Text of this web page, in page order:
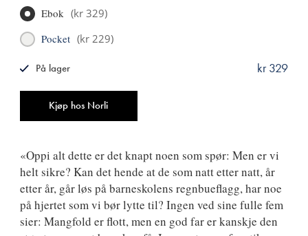
Ebok (kr 329)
Pocket (kr 229)
Kjøp hos Norli
kr 329
På lager
«Oppi alt dette er det knapt noen som spør: Men er vi
helt sikre? Kan det hende at de som natt etter natt, år
etter år, går løs på barneskolens regnbueflagg, har noe
på hjertet som vi bør lytte til? Ingen ved sine fulle fem
sier: Mangfold er flott, men en god far er kanskje den